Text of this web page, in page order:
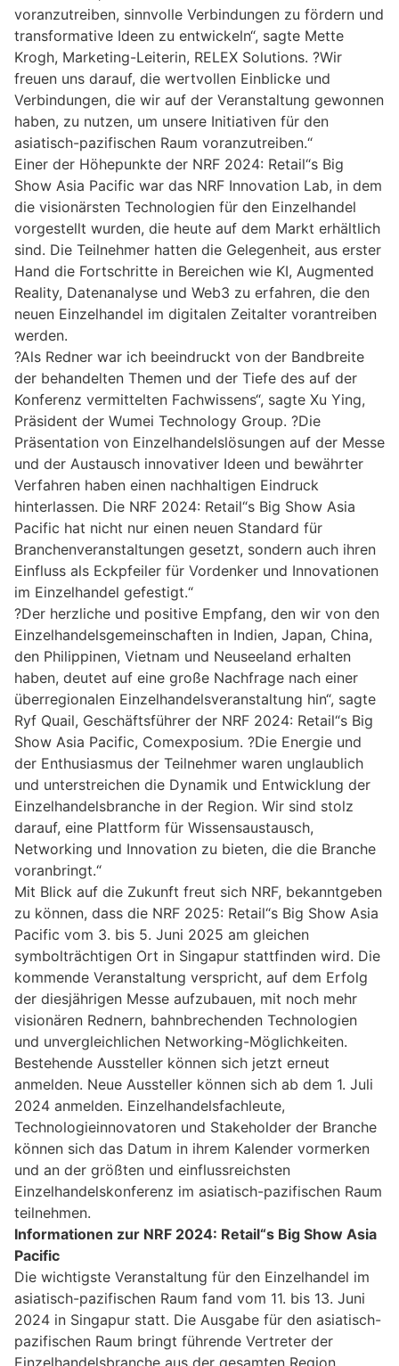
voranzutreiben, sinnvolle Verbindungen zu fördern und
transformative Ideen zu entwickeln“, sagte Mette
Krogh, Marketing-Leiterin, RELEX Solutions. ?Wir
freuen uns darauf, die wertvollen Einblicke und
Verbindungen, die wir auf der Veranstaltung gewonnen
haben, zu nutzen, um unsere Initiativen für den
asiatisch-pazifischen Raum voranzutreiben.“
Einer der Höhepunkte der NRF 2024: Retail“s Big
Show Asia Pacific war das NRF Innovation Lab, in dem
die visionärsten Technologien für den Einzelhandel
vorgestellt wurden, die heute auf dem Markt erhältlich
sind. Die Teilnehmer hatten die Gelegenheit, aus erster
Hand die Fortschritte in Bereichen wie KI, Augmented
Reality, Datenanalyse und Web3 zu erfahren, die den
neuen Einzelhandel im digitalen Zeitalter vorantreiben
werden.
?Als Redner war ich beeindruckt von der Bandbreite
der behandelten Themen und der Tiefe des auf der
Konferenz vermittelten Fachwissens“, sagte Xu Ying,
Präsident der Wumei Technology Group. ?Die
Präsentation von Einzelhandelslösungen auf der Messe
und der Austausch innovativer Ideen und bewährter
Verfahren haben einen nachhaltigen Eindruck
hinterlassen. Die NRF 2024: Retail“s Big Show Asia
Pacific hat nicht nur einen neuen Standard für
Branchenveranstaltungen gesetzt, sondern auch ihren
Einfluss als Eckpfeiler für Vordenker und Innovationen
im Einzelhandel gefestigt.“
?Der herzliche und positive Empfang, den wir von den
Einzelhandelsgemeinschaften in Indien, Japan, China,
den Philippinen, Vietnam und Neuseeland erhalten
haben, deutet auf eine große Nachfrage nach einer
überregionalen Einzelhandelsveranstaltung hin“, sagte
Ryf Quail, Geschäftsführer der NRF 2024: Retail“s Big
Show Asia Pacific, Comexposium. ?Die Energie und
der Enthusiasmus der Teilnehmer waren unglaublich
und unterstreichen die Dynamik und Entwicklung der
Einzelhandelsbranche in der Region. Wir sind stolz
darauf, eine Plattform für Wissensaustausch,
Networking und Innovation zu bieten, die die Branche
voranbringt.“
Mit Blick auf die Zukunft freut sich NRF, bekanntgeben
zu können, dass die NRF 2025: Retail“s Big Show Asia
Pacific vom 3. bis 5. Juni 2025 am gleichen
symbolträchtigen Ort in Singapur stattfinden wird. Die
kommende Veranstaltung verspricht, auf dem Erfolg
der diesjährigen Messe aufzubauen, mit noch mehr
visionären Rednern, bahnbrechenden Technologien
und unvergleichlichen Networking-Möglichkeiten.
Bestehende Aussteller können sich jetzt erneut
anmelden. Neue Aussteller können sich ab dem 1. Juli
2024 anmelden. Einzelhandelsfachleute,
Technologieinnovatoren und Stakeholder der Branche
können sich das Datum in ihrem Kalender vormerken
und an der größten und einflussreichsten
Einzelhandelskonferenz im asiatisch-pazifischen Raum
teilnehmen.
Informationen zur NRF 2024: Retail“s Big Show Asia
Pacific
Die wichtigste Veranstaltung für den Einzelhandel im
asiatisch-pazifischen Raum fand vom 11. bis 13. Juni
2024 in Singapur statt. Die Ausgabe für den asiatisch-
pazifischen Raum bringt führende Vertreter der